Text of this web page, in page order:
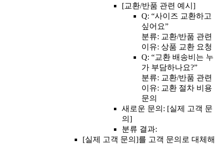
[교환/반품 관련 예시]
Q: “사이즈 교환하고
싶어요”
분류: 교환/반품 관련
이유: 상품 교환 요청
Q: “교환 배송비는 누
가 부담하나요?”
분류: 교환/반품 관련
이유: 교환 절차 비용
문의
새로운 문의: [실제 고객 문
의]
분류 결과:
[실제 고객 문의]를 고객 문의로 대체해